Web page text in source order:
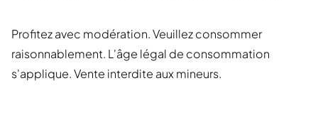
Profitez avec modération. Veuillez consommer
raisonnablement. L'âge légal de consommation
s'applique. Vente interdite aux mineurs.